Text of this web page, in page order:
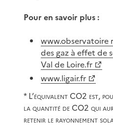
Pour en savoir plus :
www.observatoire
des gaz à effet de
Val de Loire.fr
www.ligair.fr
* L’équivalent CO2 est,
la quantité de CO2 qui
retenir le rayonnement